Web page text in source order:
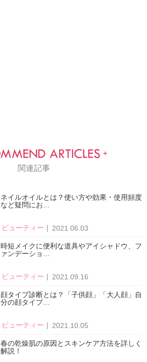
関連記事
ネイルオイルとは？使い方や効果・使用頻度
など疑問にお…
ビューティー 2021.06.03
時短メイクに便利な道具やアイシャドウ、フ
ァンデーショ…
ビューティー 2021.09.16
顔タイプ診断とは？「子供顔」「大人顔」自
分の顔タイプ…
ビューティー 2021.10.05
春の乾燥肌の原因とスキンケア方法を詳しく
解説！